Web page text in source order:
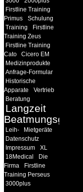
Firstline Training
Primus
Schulung
Training
Firstline
Training Zeus
Firstline Training
Cato
Cicero EM
Medizinprodukte
Anfrage-Formular
Historische
Apparate
Vertrieb
Beratung
Langzeit
Beatmungsgeräte
Leih-
Mietgeräte
Datenschutz
Impressum
XL
18Medical
Die
Firma
Firstline
Training Perseus
3000plus